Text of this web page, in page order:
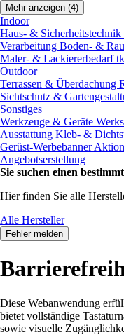
Mehr anzeigen (4)
Indoor
Haus- & Sicherheitstechnik
Verarbeitung Boden- &
Maler- & Lackiererbedarf
Outdoor
Terrassen & Überdachung
Sichtschutz &
Sonstiges
Werkzeuge & Geräte
Ausstattung Kleb- &
Gerüst-Werbebanner
Angebotserstellung
Sie suchen einen
Hier finden Sie alle
Alle Hersteller
Fehler melden
Diese Webanwendung
bietet vollständige
sowie visuelle